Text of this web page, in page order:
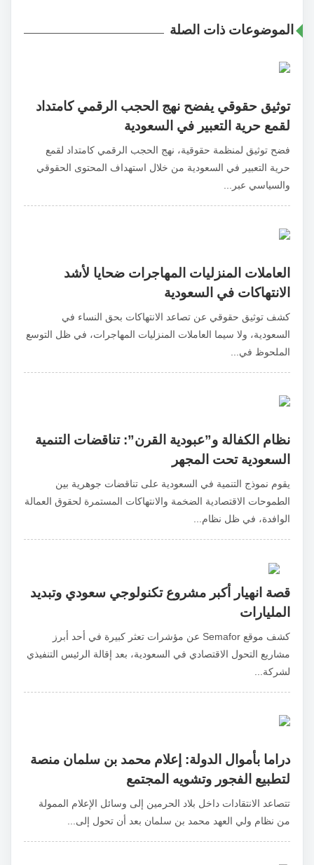
الموضوعات ذات الصلة
توثيق حقوقي يفضح نهج الحجب الرقمي كامتداد
لقمع حرية التعبير في السعودية
فضح توثيق لمنظمة حقوقية، نهج الحجب الرقمي كامتداد لقمع
حرية التعبير في السعودية من خلال استهداف المحتوى الحقوقي
والسياسي عبر...
العاملات المنزليات المهاجرات ضحايا لأشد
الانتهاكات في السعودية
كشف توثيق حقوقي عن تصاعد الانتهاكات بحق النساء في
السعودية، ولا سيما العاملات المنزليات المهاجرات، في ظل التوسع
الملحوظ في...
نظام الكفالة و”عبودية القرن”: تناقضات التنمية
السعودية تحت المجهر
يقوم نموذج التنمية في السعودية على تناقضات جوهرية بين
الطموحات الاقتصادية الضخمة والانتهاكات المستمرة لحقوق العمالة
الوافدة، في ظل نظام...
قصة انهيار أكبر مشروع تكنولوجي سعودي وتبديد
المليارات
كشف موقع Semafor عن مؤشرات تعثر كبيرة في أحد أبرز
مشاريع التحول الاقتصادي في السعودية، بعد إقالة الرئيس التنفيذي
لشركة...
دراما بأموال الدولة: إعلام محمد بن سلمان منصة
لتطبيع الفجور وتشويه المجتمع
تتصاعد الانتقادات داخل بلاد الحرمين إلى وسائل الإعلام الممولة
من نظام ولي العهد محمد بن سلمان بعد أن تحول إلى...